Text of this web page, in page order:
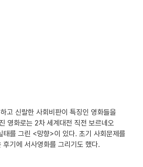
고 신랄한 사회비판이 특징인 영화들을
영화로는 2차 세계대전 직전 보르네오
태를 그린 <망향>이 있다. 초기 사회문제를
후기에 서사영화를 그리기도 했다.